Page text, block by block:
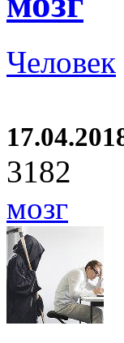
Человек
3182
мозг